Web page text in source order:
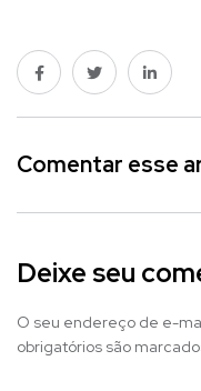
Comentar esse
Deixe seu
O seu endereço de e-
obrigatórios são